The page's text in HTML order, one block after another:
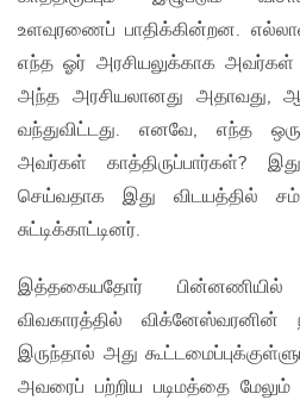
உளவுரணைப் பாதிக்கின்றன.
எந்த ஓர் அரசியலுக்காக
அந்த அரசியலானது அதாவது,
வந்துவிட்டது. எனவே, எந்த
அவர்கள் காத்திருப்பார்கள்?
செய்வதாக இது விடயத்தில்
சுட்டிக்காட்டினர்.
இத்தகையதோர்
விவகாரத்தில் விக்னேஸ்வரனின்
இருந்தால் அது
அவரைப் பற்றிய படிமத்தை மேலும்